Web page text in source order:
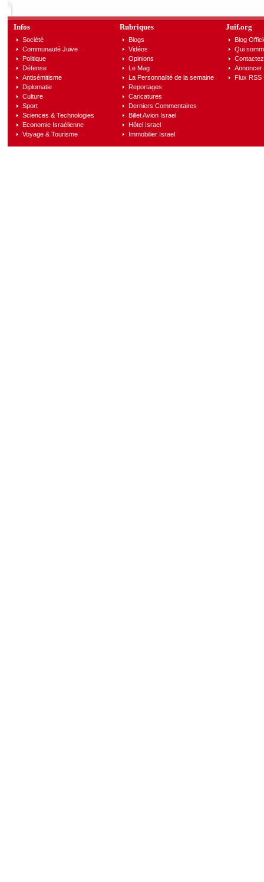
Infos
Société
Communauté Juive
Politique
Défense
Antisémitisme
Diplomatie
Culture
Sport
Sciences & Technologies
Economie Israélienne
Voyage & Tourisme
Rubriques
Blogs
Vidéos
Opinions
Le Mag
La Personnalité de la semaine
Reportages
Caricatures
Derniers Commentaires
Billet Avion Israel
Hôtel Israel
Immobilier Israel
Juif.org
Blog
Qui
Annoncer
Flux RSS